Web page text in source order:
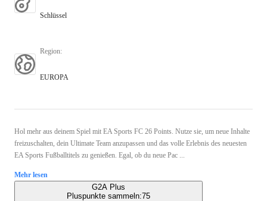
Schlüssel
Region:
EUROPA
Hol mehr aus deinem Spiel mit EA Sports FC 26 Points. Nutze sie, um neue Inhalte
freizuschalten, dein Ultimate Team anzupassen und das volle Erlebnis des neuesten
EA Sports Fußballtitels zu genießen. Egal, ob du neue Pac ...
Mehr lesen
G2A Plus
Pluspunkte sammeln:75